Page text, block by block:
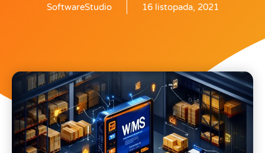
SoftwareStudio 16 listopada, 2021